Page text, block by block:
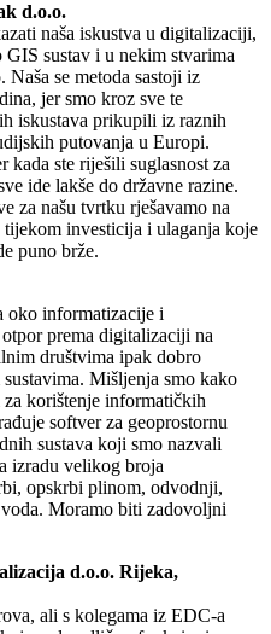
d.o.o.
naša iskustva u digitalizaciji,
sustav i u nekim stvarima
se metoda sastoji iz
jer smo kroz sve te
iskustava prikupili iz raznih
putovanja u Europi.
ste riješili suglasnost za
ide lakše do državne razine.
za našu tvrtku rješavamo na
investicija i ulaganja koje
puno brže.
oko informatizacije i
prema digitalizaciji na
društvima ipak dobro
Mišljenja smo kako
korištenje informatičkih
softver za geoprostornu
sustava koji smo nazvali
izradu velikog broja
opskrbi plinom, odvodnji,
Moramo biti zadovoljni
d.o.o. Rijeka,
ali s kolegama iz EDC-a